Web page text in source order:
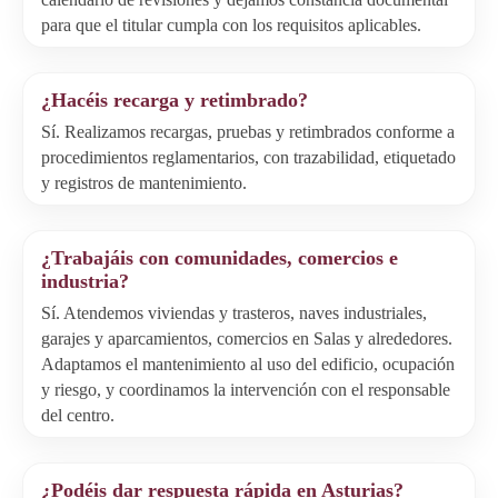
para que el titular cumpla con los requisitos aplicables.
¿Hacéis recarga y retimbrado?
Sí. Realizamos recargas, pruebas y retimbrados conforme a
procedimientos reglamentarios, con trazabilidad, etiquetado
y registros de mantenimiento.
¿Trabajáis con comunidades, comercios e
industria?
Sí. Atendemos viviendas y trasteros, naves industriales,
garajes y aparcamientos, comercios en Salas y alrededores.
Adaptamos el mantenimiento al uso del edificio, ocupación
y riesgo, y coordinamos la intervención con el responsable
del centro.
¿Podéis dar respuesta rápida en Asturias?